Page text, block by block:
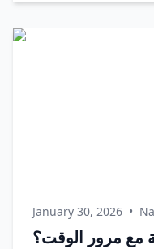
January 30, 2026 •
مع مرور الوقت؟